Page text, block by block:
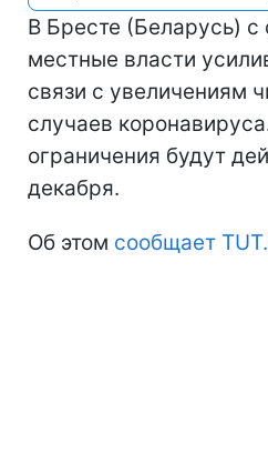
В Бресте (Беларусь) с
местные власти
связи с увеличениям
случаев
ограничения будут
декабря.
Об этом сообщает